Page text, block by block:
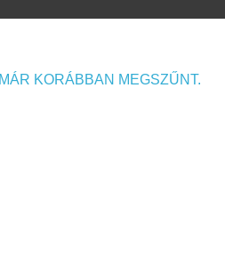
KORÁBBAN MEGSZŰNT.